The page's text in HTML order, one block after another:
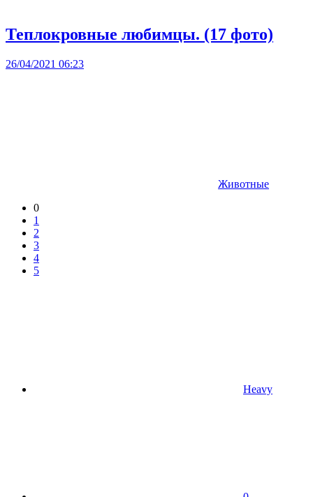
Теплокровные любимцы. (17 фото)
26/04/2021 06:23
Животные
0
1
2
3
4
5
Heavy